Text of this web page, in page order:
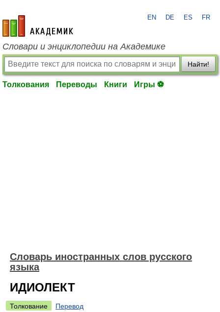
academic.ru
EN DE ES FR
Словари и энциклопедии на Академике
Найти!
Толкования Переводы Книги Игры ⚽
Словарь иностранных слов русского
языка
ИДИОЛЕКТ
Толкование
Перевод